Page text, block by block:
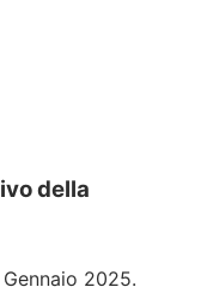
della
Gennaio 2025.